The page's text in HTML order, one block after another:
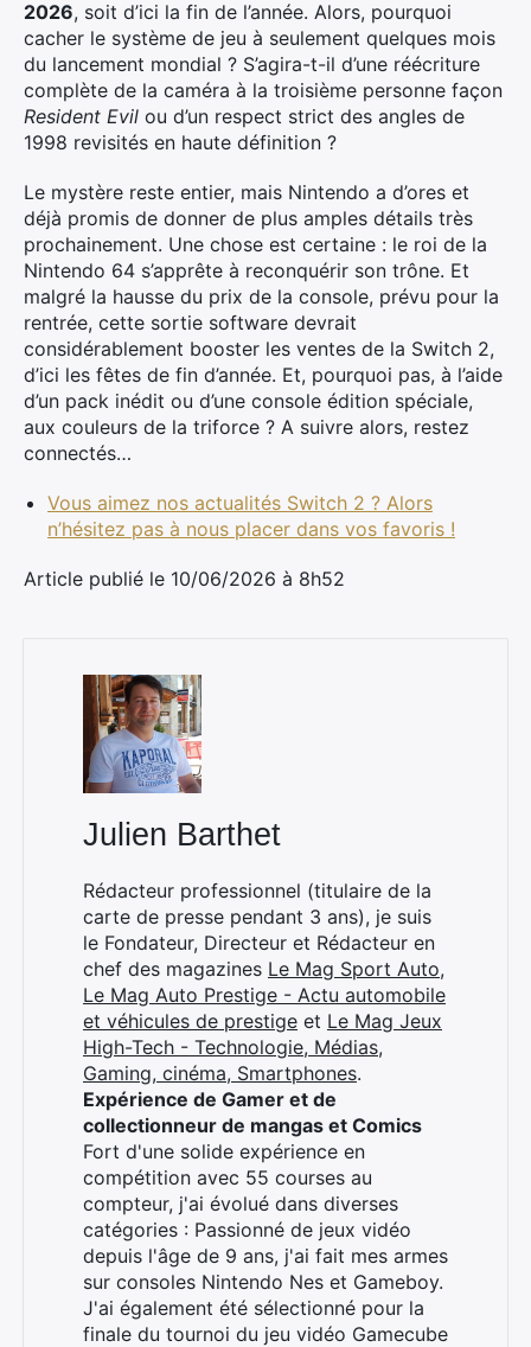
2026, soit d’ici la fin de l’année. Alors, pourquoi
cacher le système de jeu à seulement quelques mois
du lancement mondial ? S’agira-t-il d’une réécriture
complète de la caméra à la troisième personne façon
Resident Evil ou d’un respect strict des angles de
1998 revisités en haute définition ?
Le mystère reste entier, mais Nintendo a d’ores et
déjà promis de donner de plus amples détails très
prochainement. Une chose est certaine : le roi de la
Nintendo 64 s’apprête à reconquérir son trône. Et
malgré la hausse du prix de la console, prévu pour la
rentrée, cette sortie software devrait
considérablement booster les ventes de la Switch 2,
d’ici les fêtes de fin d’année. Et, pourquoi pas, à l’aide
d’un pack inédit ou d’une console édition spéciale,
aux couleurs de la triforce ? A suivre alors, restez
connectés…
Vous aimez nos actualités Switch 2 ? Alors
n’hésitez pas à nous placer dans vos favoris !
Article publié le 10/06/2026 à 8h52
Julien Barthet
Rédacteur professionnel (titulaire de la
carte de presse pendant 3 ans), je suis
le Fondateur, Directeur et Rédacteur en
chef des magazines Le Mag Sport Auto,
Le Mag Auto Prestige - Actu automobile
et véhicules de prestige et Le Mag Jeux
High-Tech - Technologie, Médias,
Gaming, cinéma, Smartphones.
Expérience de Gamer et de
collectionneur de mangas et Comics
Fort d'une solide expérience en
compétition avec 55 courses au
compteur, j'ai évolué dans diverses
catégories : Passionné de jeux vidéo
depuis l'âge de 9 ans, j'ai fait mes armes
sur consoles Nintendo Nes et Gameboy.
J'ai également été sélectionné pour la
finale du tournoi du jeu vidéo Gamecube
Rechercher
: